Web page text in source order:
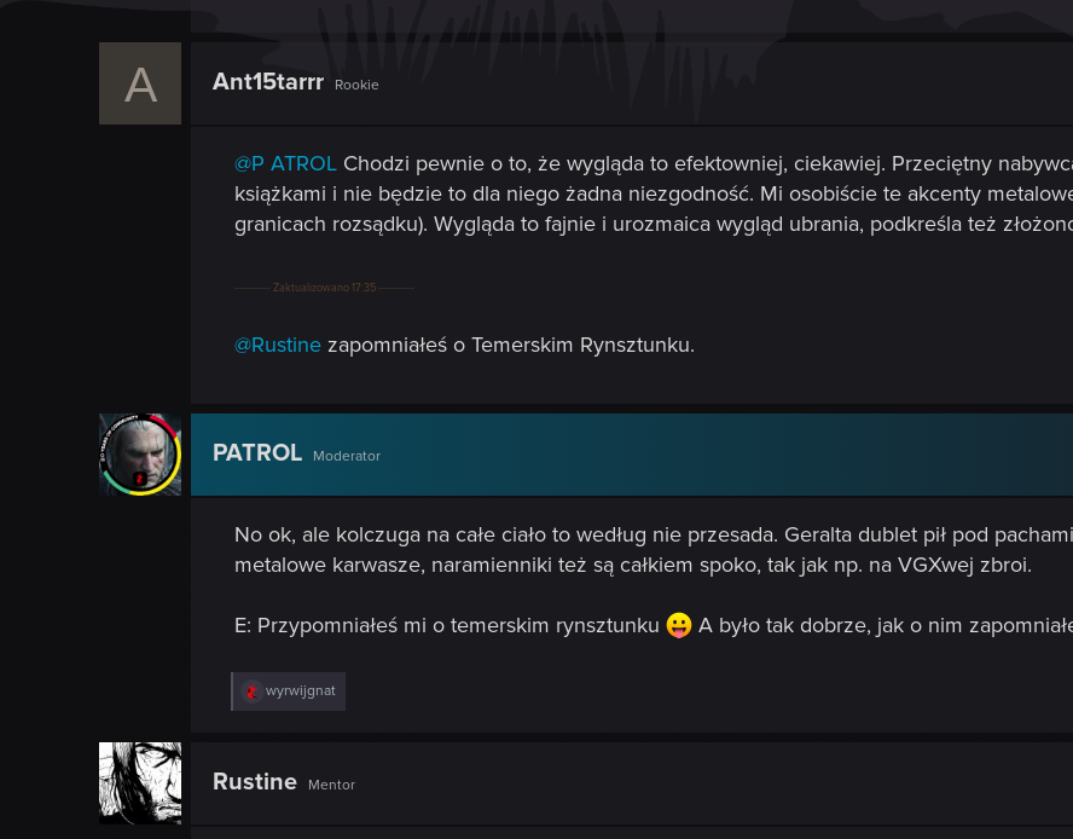
A Ant15tarrr Rookie
@P ATROL Chodzi pewnie o to, że wygląda to efektowniej, ciekawiej. Przeciętny
książkami i nie będzie to dla niego żadna niezgodność. Mi osobiście te akcenty
granicach rozsądku). Wygląda to fajnie i urozmaica wygląd ubrania, podkreśla też
---------- Zaktualizowano 17:35 ----------
@Rustine zapomniałeś o Temerskim Rynsztunku.
PATROL Moderator
No ok, ale kolczuga na całe ciało to według nie przesada. Geralta dublet pił pod
metalowe karwasze, naramienniki też są całkiem spoko, tak jak np. na VGXwej zbroi.
E: Przypomniałeś mi o temerskim rynsztunku A było tak dobrze, jak o nim
R
e
i
wyrwijgnat
Rustine Mentor